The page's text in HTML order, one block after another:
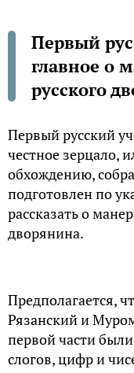
Первый
главное о
русского
Первый русский
честное зерцало,
обхождению,
подготовлен по
рассказать о
дворянина.
Предполагается,
Рязанский и
первой части
слогов, цифр и